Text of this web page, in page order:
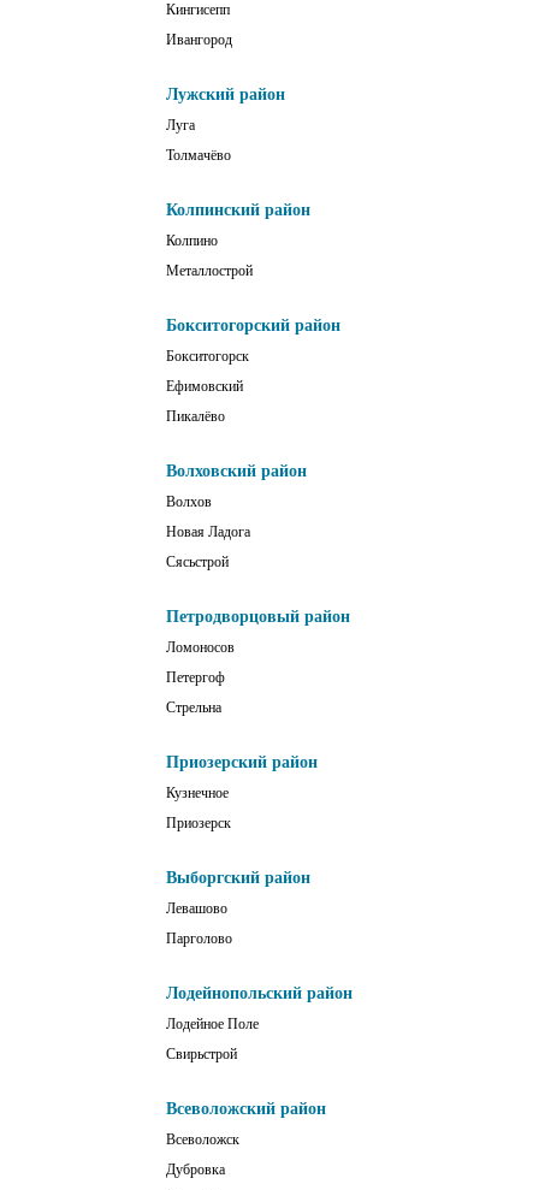
Кингисепп
Ивангород
Лужский район
Луга
Толмачёво
Колпинский район
Колпино
Металлострой
Бокситогорский район
Бокситогорск
Ефимовский
Пикалёво
Волховский район
Волхов
Новая Ладога
Сясьстрой
Петродворцовый район
Ломоносов
Петергоф
Стрельна
Приозерский район
Кузнечное
Приозерск
Выборгский район
Левашово
Парголово
Лодейнопольский район
Лодейное Поле
Свирьстрой
Всеволожский район
Всеволожск
Дубровка